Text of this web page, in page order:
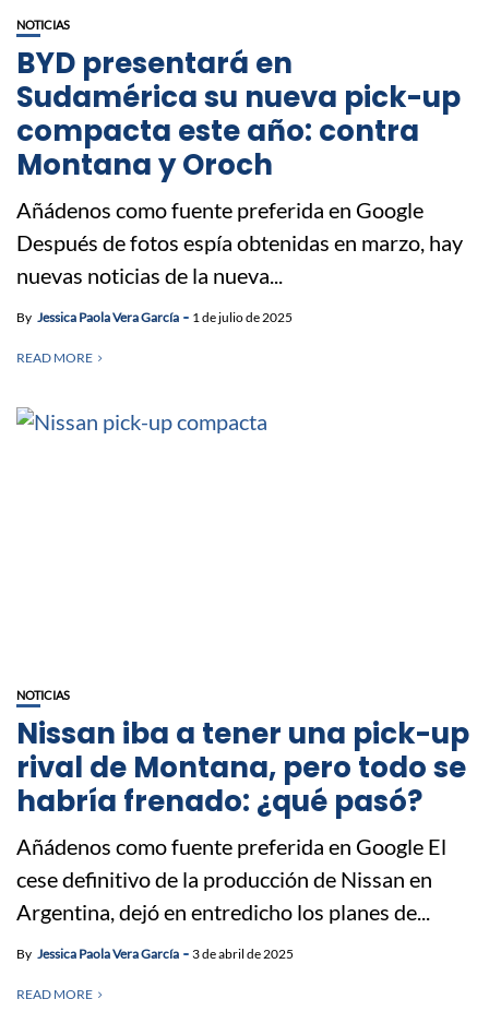
NOTICIAS
BYD presentará en
Sudamérica su nueva pick-up
compacta este año: contra
Montana y Oroch
Añádenos como fuente preferida en Google
Después de fotos espía obtenidas en marzo, hay
nuevas noticias de la nueva...
By Jessica Paola Vera García 1 de julio de 2025
READ MORE
NOTICIAS
Nissan iba a tener una pick-up
rival de Montana, pero todo se
habría frenado: ¿qué pasó?
Añádenos como fuente preferida en Google El
cese definitivo de la producción de Nissan en
Argentina, dejó en entredicho los planes de...
By Jessica Paola Vera García 3 de abril de 2025
READ MORE